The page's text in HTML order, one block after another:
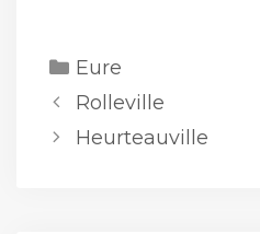
Catégories
Eure
Rolleville
Heurteauville